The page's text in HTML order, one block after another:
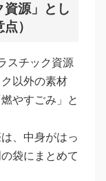
資源」とし
）
スチック資源
以外の素材
やすごみ」と
、中身がはっ
袋にまとめて